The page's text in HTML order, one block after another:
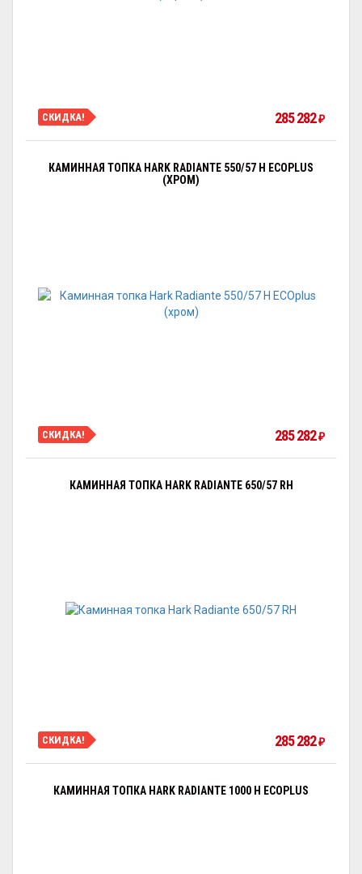
СКИДКА! 285 282₽
КАМИННАЯ ТОПКА HARK RADIANTE 550/57 H ECOPLUS
(ХРОМ)
СКИДКА! 285 282₽
КАМИННАЯ ТОПКА HARK RADIANTE 650/57 RH
СКИДКА! 285 282₽
КАМИННАЯ ТОПКА HARK RADIANTE 1000 H ECOPLUS